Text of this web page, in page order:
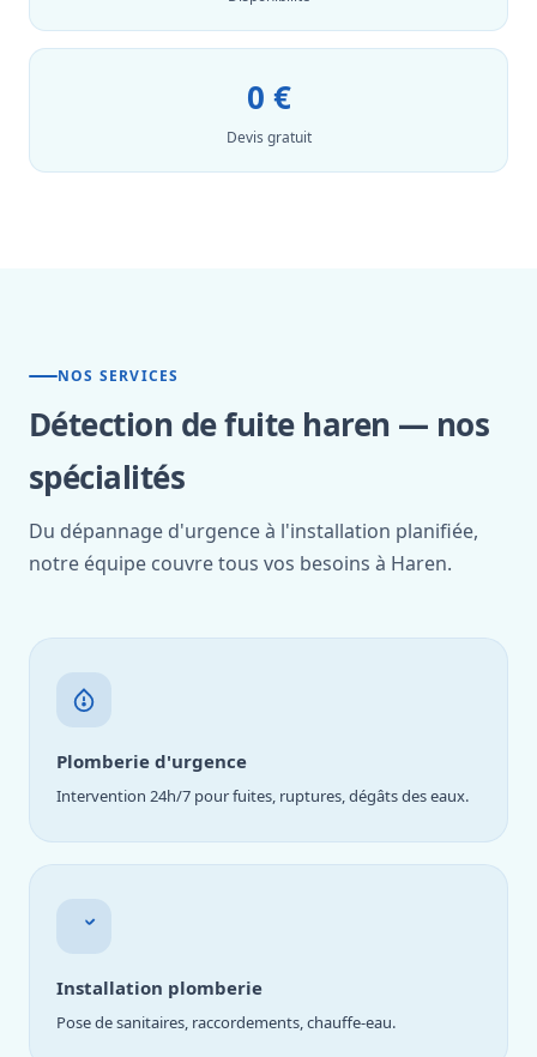
0 €
Devis gratuit
NOS SERVICES
Détection de fuite haren — nos
spécialités
Du dépannage d'urgence à l'installation planifiée,
notre équipe couvre tous vos besoins à Haren.
Plomberie d'urgence
Intervention 24h/7 pour fuites, ruptures, dégâts des eaux.
Installation plomberie
Pose de sanitaires, raccordements, chauffe-eau.